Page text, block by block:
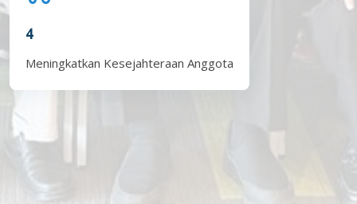
4
Meningkatkan Kesejahteraan Anggota